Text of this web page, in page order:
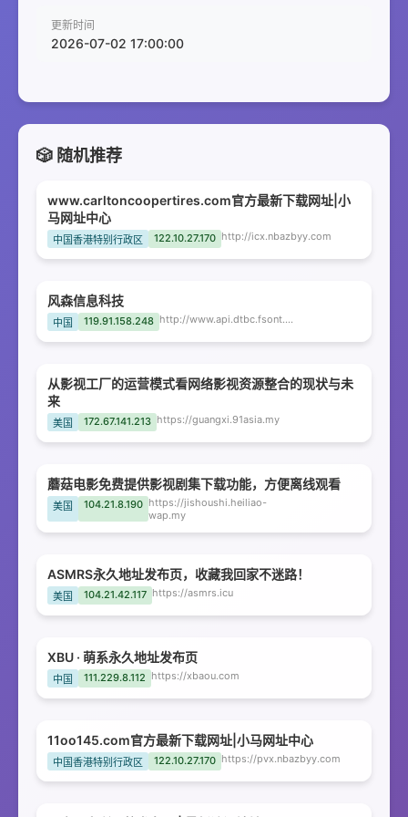
更新时间
2026-07-02 17:00:00
🎲 随机推荐
www.carltoncoopertires.com官方最新下载网址|小
马网址中心
中国香港特别行政区 122.10.27.170 http://icx.nbazbyy.com
风森信息科技
中国 119.91.158.248 http://www.api.dtbc.fsont.com
从影视工厂的运营模式看网络影视资源整合的现状与未
来
美国 172.67.141.213 https://guangxi.91asia.my
蘑菇电影免费提供影视剧集下载功能，方便离线观看
美国 104.21.8.190 https://jishoushi.heiliao-
wap.my
ASMRS永久地址发布页，收藏我回家不迷路！
美国 104.21.42.117 https://asmrs.icu
XBU · 萌系永久地址发布页
中国 111.229.8.112 https://xbaou.com
11oo145.com官方最新下载网址|小马网址中心
中国香港特别行政区 122.10.27.170 https://pvx.nbazbyy.com